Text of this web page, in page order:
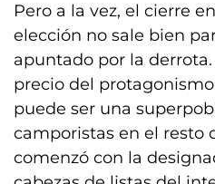
Pero a la vez, el cierre
elección no sale bien
apuntado por la
precio del
puede ser una
camporistas en el resto
comenzó con la